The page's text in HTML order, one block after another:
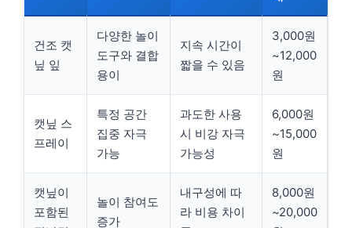
건조 캣
닢 잎
다양한 놀이
도구와 결합
용이
지속 시간이
짧을 수 있음
3,000원
~12,000
원
캣닢 스
프레이
특정 공간
집중 자극
가능
과도한 사용
시 비강 자극
가능성
6,000원
~15,000
원
캣닢이
포함된
놀이 참여도
증가
내구성에 따
라 비용 차이
8,000원
~20,000